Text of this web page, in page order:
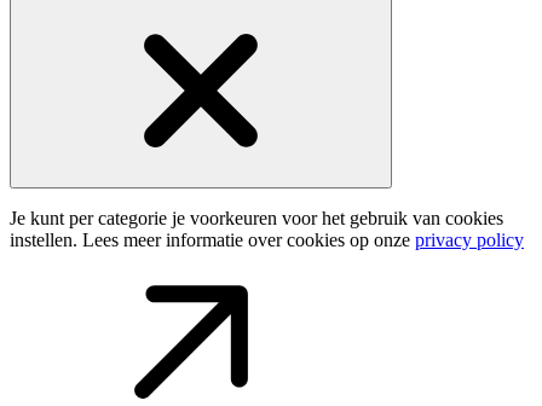
Je kunt per categorie je voorkeuren voor het gebruik van cookies
instellen. Lees meer informatie over cookies op onze privacy policy